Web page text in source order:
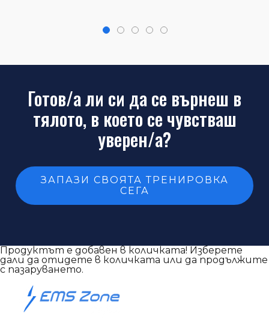
Готов/a ли си да се върнеш в
тялото, в което се чувстваш
уверен/a?
ЗАПАЗИ СВОЯТА ТРЕНИРОВКА
СЕГА
Продуктът е добавен в количката! Изберете
дали да отидете в количката или да продължите
с пазаруването.